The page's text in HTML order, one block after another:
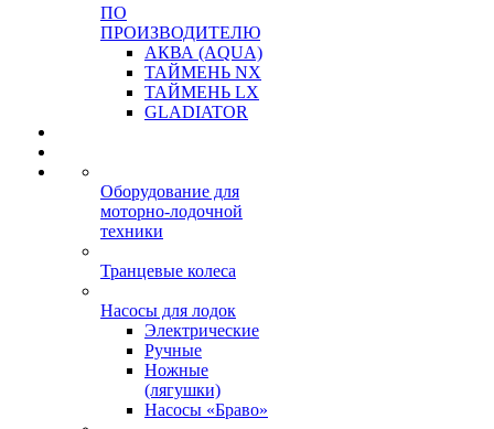
ПО
ПРОИЗВОДИТЕЛЮ
АКВА (AQUA)
ТАЙМЕНЬ NX
ТАЙМЕНЬ LX
GLADIATOR
Оборудование для
моторно-лодочной
техники
Транцевые колеса
Насосы для лодок
Электрические
Ручные
Ножные
(лягушки)
Насосы «Браво»